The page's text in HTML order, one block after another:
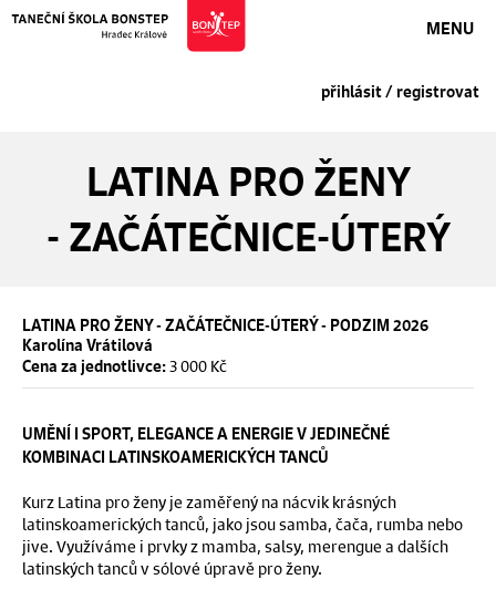
MENU
přihlásit / registrovat
LATINA PRO ŽENY
- ZAČÁTEČNICE-ÚTERÝ
LATINA PRO ŽENY - ZAČÁTEČNICE-ÚTERÝ - PODZIM 2026
Karolína Vrátilová
Cena za jednotlivce:3 000 Kč
UMĚNÍ I SPORT, ELEGANCE A ENERGIE V JEDINEČNÉ
KOMBINACI LATINSKOAMERICKÝCH TANCŮ
Kurz Latina pro ženy je zaměřený na nácvik krásných
latinskoamerických tanců, jako jsou samba, čača, rumba nebo
jive. Využíváme i prvky z mamba, salsy, merengue a dalších
latinských tanců v sólové úpravě pro ženy.